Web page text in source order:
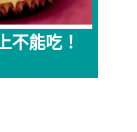
不能吃！